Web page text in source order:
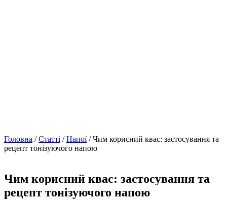
Головна /Статті /Напої/ Чим корисний квас: застосування та
рецепт тонізуючого напою
Чим корисний квас: застосування та
рецепт тонізуючого напою